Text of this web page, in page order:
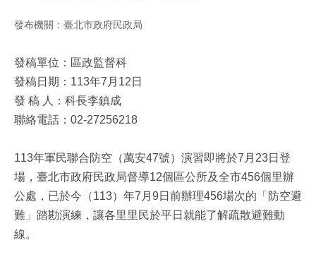
發布機關：臺北市政府民政局
發稿單位：區政監督科
發稿日期：113年7月12日
發 稿 人：科長李鎮成
聯絡電話：02-27256218
113年軍民聯合防空（萬安47號）演習即將於7月23日登
場，臺北市政府民政局督導12個區公所及全市456個里辦
公處，已於今（113）年7月9日前辦理456場次的「防空避
難」踏勘演練，讓各里里民於平日就能了解疏散避難動
線。